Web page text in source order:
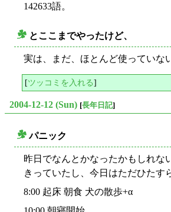
142633語。
とここまでやったけど、
実は、まだ、ほとんど使っていな
[ツッコミを入れる]
2004-12-12 (Sun) [長年日記]
パニック
昨日でなんとかなったかもしれな
きっていたし、今日はただひたす
8:00 起床 朝食 犬の散歩+α